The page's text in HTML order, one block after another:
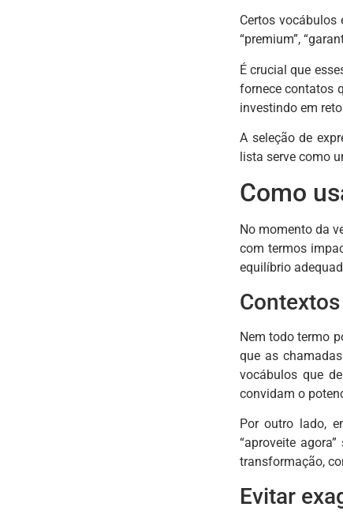
Certos
“premium”,
É crucial que
fornece contatos
investindo em
A seleção de
lista serve como
Como
No momento da
com termos
equilíbrio
Nem todo termo
que as
vocábulos que
convidam o
Por outro lado,
“aproveite
transformação,
Evitar